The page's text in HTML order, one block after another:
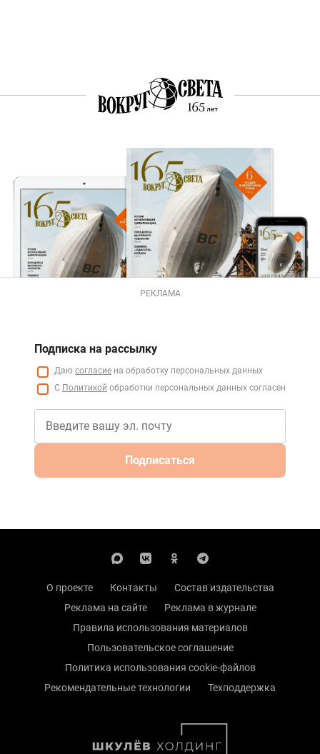
РЕКЛАМА
Подписка на рассылку
Даю согласие на обработку персональных данных
С Политикой обработки персональных данных согласен
Подписаться
О проекте Контакты
Состав издательства
Реклама на сайте
Реклама в журнале
Правила использования материалов
Пользовательское соглашение
Политика использования cookie-файлов
Рекомендательные технологии
Техподдержка